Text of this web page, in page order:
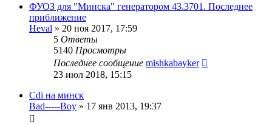
ФУОЗ для "Минска" генератором 43.3701. Последнее
приближение
Heval » 20 ноя 2017, 17:59
5 Ответы
5140 Просмотры
Последнее сообщение mishkabayker
23 июл 2018, 15:15
Cdi на минск
Bad-----Boy » 17 янв 2013, 19:37